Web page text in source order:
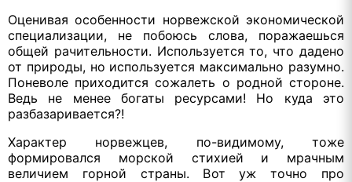
Оценивая особенности норвежской экономической
специализации, не побоюсь слова, поражаешься
общей рачительности. Используется то, что дадено
от природы, но используется максимально разумно.
Поневоле приходится сожалеть о родной стороне.
Ведь не менее богаты ресурсами! Но куда это
разбазаривается?!
Характер норвежцев, по-видимому, тоже
формировался морской стихией и мрачным
величием горной страны. Вот уж точно про